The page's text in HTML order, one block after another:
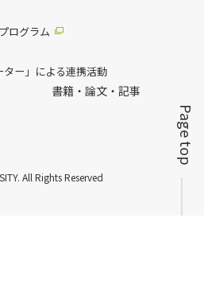
ログラム
ー」による連携活動
書籍・論文・記事
All Rights Reserved
Page top